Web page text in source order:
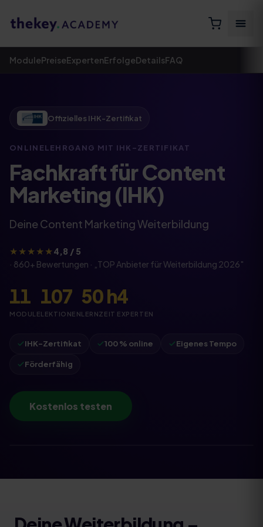
ModulePreiseExpertenErfolgeDetailsFAQ
Offizielles IHK-Zertifikat
ONLINELEHRGANG MIT IHK-ZERTIFIKAT​
Fachkraft für Content
Marketing (IHK)
Deine Content Marketing Weiterbildung
★★★★★4,8 / 5
· 860+ Bewertungen · „ TOP Anbieter für Weiterbildung 2026"
11
MODULE
107
LEKTIONEN
50h
LERNZEIT
4
EXPERTEN
IHK-Zertifikat 100 % online Eigenes Tempo
Förderfähig
Kostenlos testen